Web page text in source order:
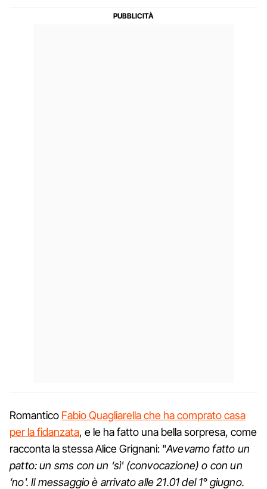
Romantico Fabio Quagliarella che ha comprato casa
per la fidanzata, e le ha fatto una bella sorpresa, come
racconta la stessa Alice Grignani: "Avevamo fatto un
patto: un sms con un ‘sì' (convocazione) o con un
‘no'. Il messaggio è arrivato alle 21.01 del 1° giugno.